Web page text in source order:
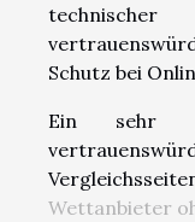
Schutz bei
Ein sehr
Wettanbieter